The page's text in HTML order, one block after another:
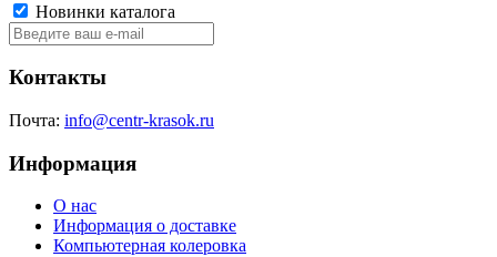
Новинки каталога
Контакты
Почта: info@centr-krasok.ru
Информация
О нас
Информация о доставке
Компьютерная колеровка